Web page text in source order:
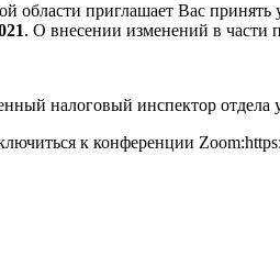
приглашает Вас принять
. О внесении изменений в части
налоговый инспектор отдела
к конференции